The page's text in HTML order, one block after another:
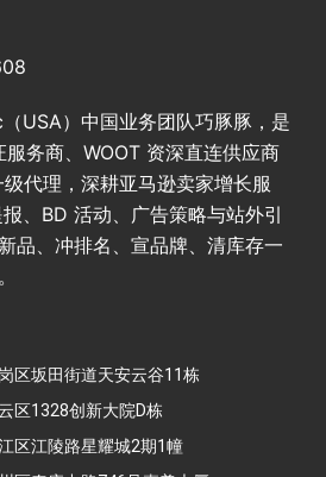
USA）中国业务团队巧豚豚，是
务商、WOOT 资深直连供应商
代理，深耕亚马逊卖家增长服
、BD 活动、广告策略与站外引
品、冲排名、宣品牌、清库存一
区坂田街道天安云谷11栋
区1328创新大院D栋
区江陵路星耀城2期1幢